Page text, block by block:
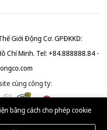
Giới Động Cơ. GPĐKKD:
Chí Minh. Tel: +84.888888.84 -
cùng công ty:
bằng cách cho phép cookie